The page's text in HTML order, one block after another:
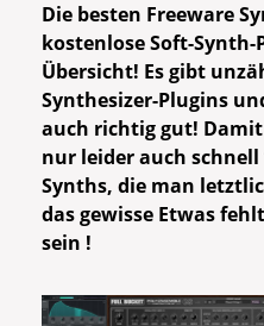
Die besten Freeware
kostenlose Soft-
Übersicht! Es gibt
Synthesizer-Plugins
auch richtig gut!
nur leider auch schnell
Synths, die man
das gewisse Etwas
sein !